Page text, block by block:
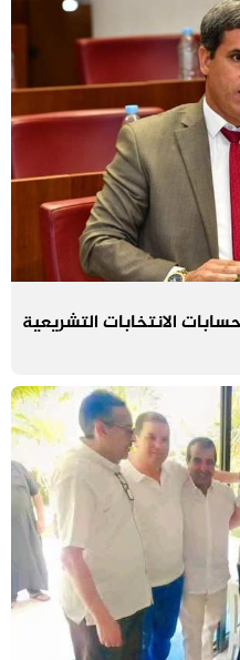
الانتخابات التشريعية